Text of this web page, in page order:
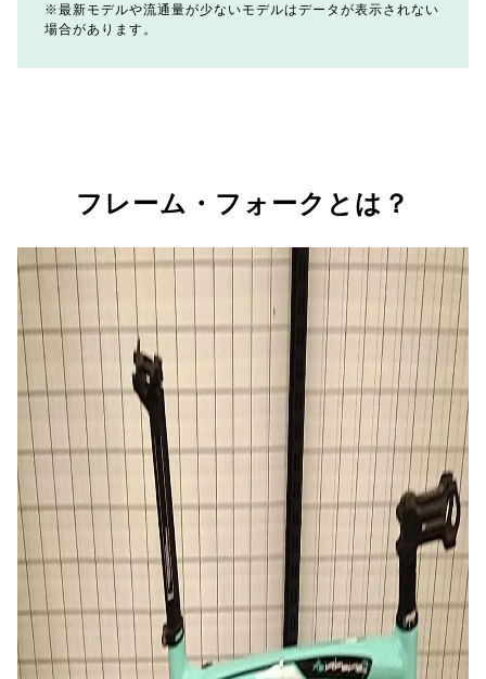
最新モデルや流通量が少ないモデルはデータが表示されない
場合があります。
フレーム・フォークとは？